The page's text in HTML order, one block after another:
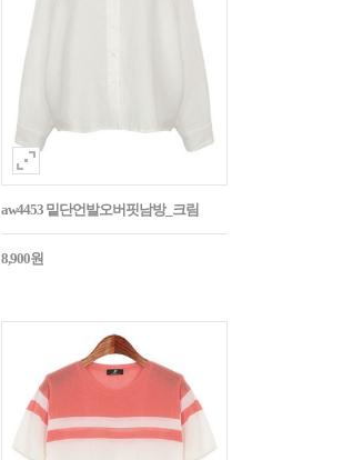
aw4453 밑단언발오버핏남방_크림
8,900원